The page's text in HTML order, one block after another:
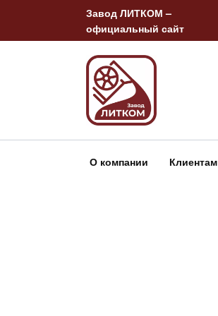
содержанию
Завод ЛИТКОМ –
официальный сайт
О компании Клиентам